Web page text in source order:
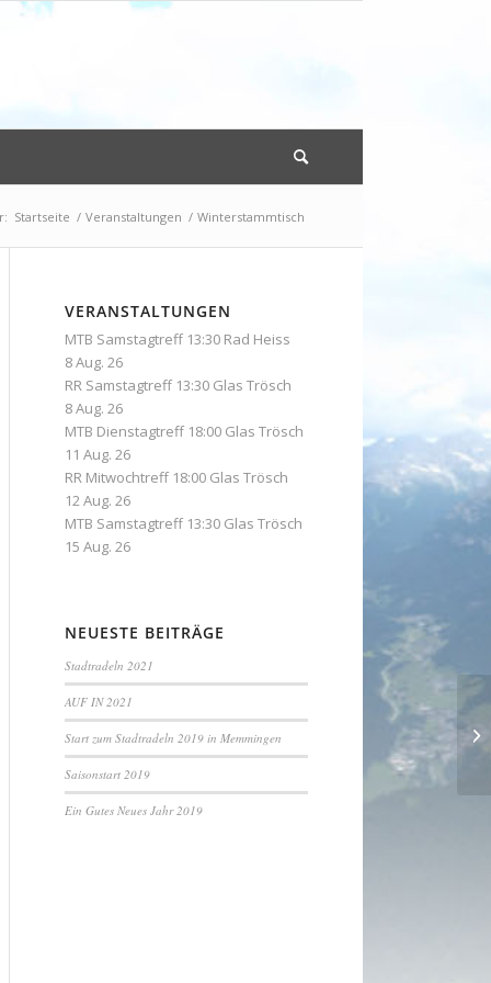
Startseite / Veranstaltungen / Winterstammtisch
VERANSTALTUNGEN
MTB Samstagtreff 13:30 Rad Heiss
8 Aug. 26
RR Samstagtreff 13:30 Glas Trösch
8 Aug. 26
MTB Dienstagtreff 18:00 Glas Trösch
11 Aug. 26
RR Mitwochtreff 18:00 Glas Trösch
12 Aug. 26
MTB Samstagtreff 13:30 Glas Trösch
15 Aug. 26
NEUESTE BEITRÄGE
Stadtradeln 2021
AUF IN 2021
Start zum Stadtradeln 2019 in Memmingen
Saisonstart 2019
Ein Gutes Neues Jahr 2019